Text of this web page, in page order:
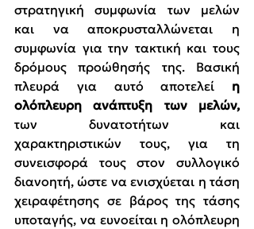
στρατηγική συμφωνία των μελών
και να αποκρυσταλλώνεται η
συμφωνία για την τακτική και τους
δρόμους προώθησής της. Βασική
πλευρά για αυτό αποτελεί η
των δυνατοτήτων και
χαρακτηριστικών τους, για τη
συνεισφορά τους στον συλλογικό
διανοητή, ώστε να ενισχύεται η τάση
χειραφέτησης σε βάρος της τάσης
υποταγής, να ευνοείται η ολόπλευρη